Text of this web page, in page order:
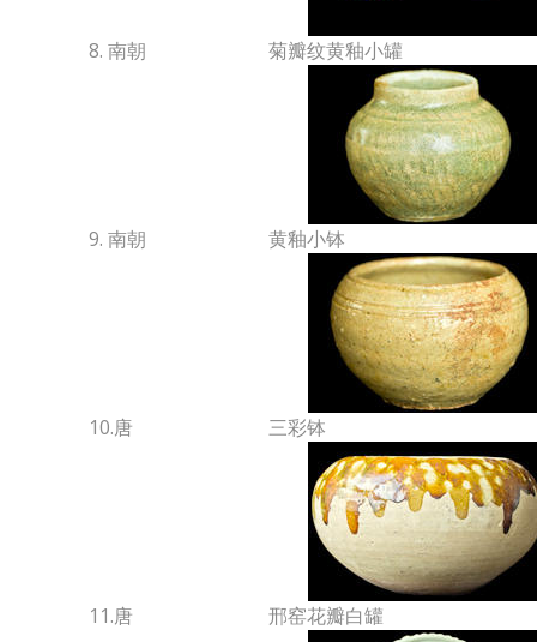
8. 南朝 菊瓣纹黄釉小罐
9. 南朝 黄釉小钵
10.唐 三彩钵
11.唐 邢窑花瓣白罐